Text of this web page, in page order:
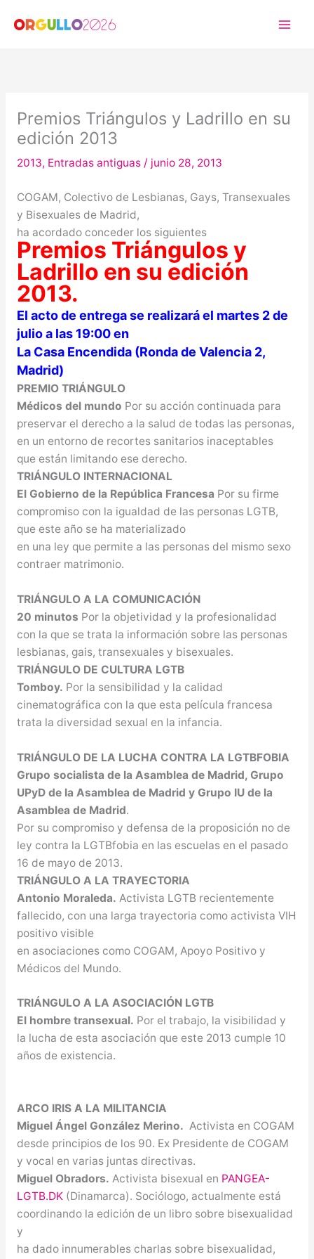
Premios Triángulos y Ladrillo en su
edición 2013
2013, Entradas antiguas/ junio 28, 2013
COGAM, Colectivo de Lesbianas, Gays, Transexuales
y Bisexuales de Madrid,
ha acordado conceder los siguientes
Premios Triángulos y
Ladrillo en su edición
2013.
El acto de entrega se realizará el martes 2 de
julio a las 19:00 en
La Casa Encendida (Ronda de Valencia 2,
Madrid)
PREMIO TRIÁNGULO
Médicos del mundo Por su acción continuada para
preservar el derecho a la salud de todas las personas,
en un entorno de recortes sanitarios inaceptables
que están limitando ese derecho.
TRIÁNGULO INTERNACIONAL
El Gobierno de la República Francesa Por su firme
compromiso con la igualdad de las personas LGTB,
que este año se ha materializado
en una ley que permite a las personas del mismo sexo
contraer matrimonio.
TRIÁNGULO A LA COMUNICACIÓN
20 minutos Por la objetividad y la profesionalidad
con la que se trata la información sobre las personas
lesbianas, gais, transexuales y bisexuales.
TRIÁNGULO DE CULTURA LGTB
Tomboy. Por la sensibilidad y la calidad
cinematográfica con la que esta película francesa
trata la diversidad sexual en la infancia.
TRIÁNGULO DE LA LUCHA CONTRA LA LGTBFOBIA
Grupo socialista de la Asamblea de Madrid, Grupo
UPyD de la Asamblea de Madrid y Grupo IU de la
Asamblea de Madrid.
Por su compromiso y defensa de la proposición no de
ley contra la LGTBfobia en las escuelas en el pasado
16 de mayo de 2013.
TRIÁNGULO A LA TRAYECTORIA
Antonio Moraleda. Activista LGTB recientemente
fallecido, con una larga trayectoria como activista VIH
positivo visible
en asociaciones como COGAM, Apoyo Positivo y
Médicos del Mundo.
TRIÁNGULO A LA ASOCIACIÓN LGTB
El hombre transexual. Por el trabajo, la visibilidad y
la lucha de esta asociación que este 2013 cumple 10
años de existencia.
ARCO IRIS A LA MILITANCIA
Miguel Ángel González Merino. Activista en COGAM
desde principios de los 90. Ex Presidente de COGAM
y vocal en varias juntas directivas.
Miguel Obradors. Activista bisexual en PANGEA-
LGTB.DK(Dinamarca). Sociólogo, actualmente está
coordinando la edición de un libro sobre bisexualidad
y
ha dado innumerables charlas sobre bisexualidad,